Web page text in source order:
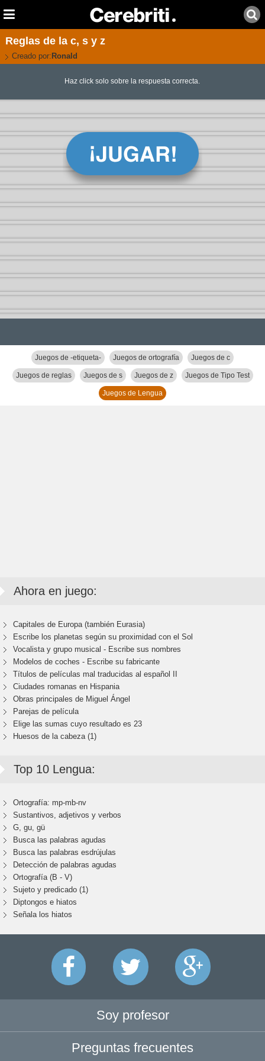
Reglas de la c, s y z
Creado por: Ronald
Haz click solo sobre la respuesta correcta.
Juegos de -etiqueta- Juegos de ortografía Juegos de c
Juegos de reglas Juegos de s Juegos de z Juegos de Tipo Test
Juegos de Lengua
Ahora en juego:
Capitales de Europa (también Eurasia)
Escribe los planetas según su proximidad con el Sol
Vocalista y grupo musical - Escribe sus nombres
Modelos de coches - Escribe su fabricante
Títulos de películas mal traducidas al español II
Ciudades romanas en Hispania
Obras principales de Miguel Ángel
Parejas de película
Elige las sumas cuyo resultado es 23
Huesos de la cabeza (1)
Top 10 Lengua:
Ortografía: mp-mb-nv
Sustantivos, adjetivos y verbos
G, gu, gü
Busca las palabras agudas
Busca las palabras esdrújulas
Detección de palabras agudas
Ortografía (B - V)
Sujeto y predicado (1)
Diptongos e hiatos
Señala los hiatos
Soy profesor
Preguntas frecuentes